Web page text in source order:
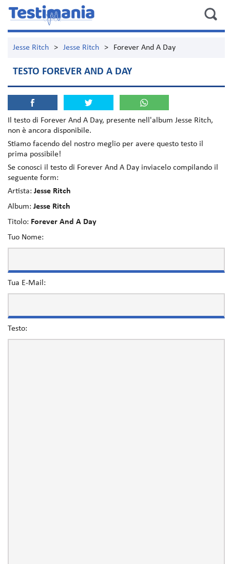
Jesse Ritch > Jesse Ritch > Forever And A Day
TESTO FOREVER AND A DAY
Il testo di Forever And A Day, presente nell'album Jesse Ritch,
non è ancora disponibile.
Stiamo facendo del nostro meglio per avere questo testo il
prima possibile!
Se conosci il testo di Forever And A Day inviacelo compilando il
seguente form:
Artista: Jesse Ritch
Album: Jesse Ritch
Titolo: Forever And A Day
Tuo Nome:
Tua E-Mail:
Testo: